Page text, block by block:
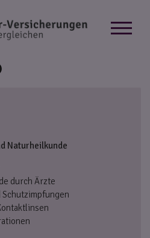
Naturheilkunde
durch Ärzte